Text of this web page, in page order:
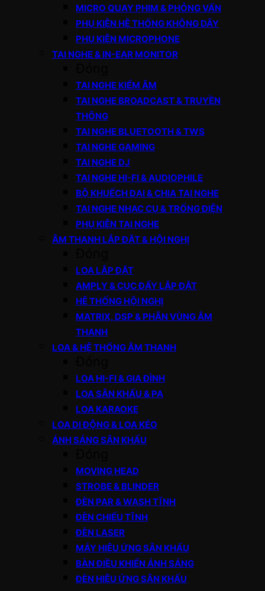
MICRO QUAY PHIM & PHỎNG VẤN
PHỤ KIỆN HỆ THỐNG KHÔNG DÂY
PHỤ KIỆN MICROPHONE
TAI NGHE & IN-EAR MONITOR
TAI NGHE KIỂM ÂM
TAI NGHE BROADCAST & TRUYỀN
THÔNG
TAI NGHE BLUETOOTH & TWS
TAI NGHE GAMING
TAI NGHE DJ
TAI NGHE HI-FI & AUDIOPHILE
BỘ KHUẾCH ĐẠI & CHIA TAI NGHE
TAI NGHE NHẠC CỤ & TRỐNG ĐIỆN
PHỤ KIỆN TAI NGHE
ÂM THANH LẮP ĐẶT & HỘI NGHỊ
LOA LẮP ĐẶT
AMPLY & CỤC ĐẨY LẮP ĐẶT
HỆ THỐNG HỘI NGHỊ
MATRIX, DSP & PHÂN VÙNG ÂM
THANH
LOA & HỆ THỐNG ÂM THANH
LOA HI-FI & GIA ĐÌNH
LOA SÂN KHẤU & PA
LOA KARAOKE
LOA DI ĐỘNG & LOA KÉO
ÁNH SÁNG SÂN KHẤU
MOVING HEAD
STROBE & BLINDER
ĐÈN PAR & WASH TĨNH
ĐÈN CHIẾU TĨNH
ĐÈN LASER
MÁY HIỆU ỨNG SÂN KHẤU
BÀN ĐIỀU KHIỂN ÁNH SÁNG
ĐÈN HIỆU ỨNG SÂN KHẤU